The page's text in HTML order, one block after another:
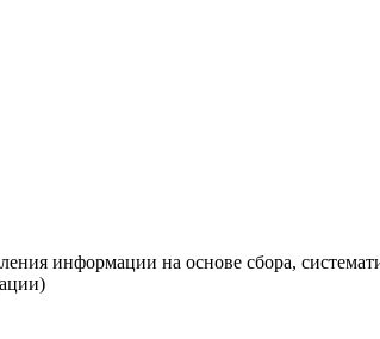
информации на основе сбора,